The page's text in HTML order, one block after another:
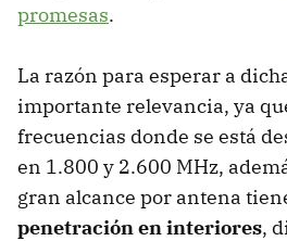
promesas.
La razón para esperar a
importante relevancia, ya
frecuencias donde se está
en 1.800 y 2.600 MHz,
gran alcance por antena
penetración en interiores,